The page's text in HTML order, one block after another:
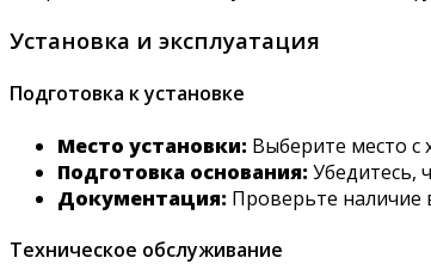
Установка и эксплуатация
Подготовка к установке
Место установки: Выберите место
Подготовка основания: Убедитесь,
Документация: Проверьте наличие
Техническое обслуживание